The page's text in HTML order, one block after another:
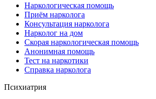
Наркологическая помощь
Приём нарколога
Консультация нарколога
Нарколог на дом
Скорая наркологическая помощь
Анонимная помощь
Тест на наркотики
Справка нарколога
Психиатрия